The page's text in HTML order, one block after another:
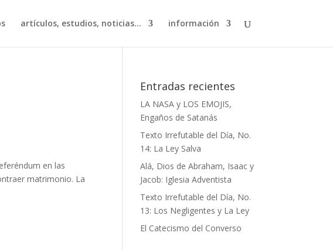
artículos, estudios, noticias… información
en las
matrimonio. La
Entradas recientes
LA NASA y LOS EMOJIS,
Engaños de Satanás
Texto Irrefutable del Día, No.
14: La Ley Salva
Alá, Dios de Abraham, Isaac y
Jacob: Iglesia Adventista
Texto Irrefutable del Día, No.
13: Los Negligentes y La Ley
El Catecismo del Converso